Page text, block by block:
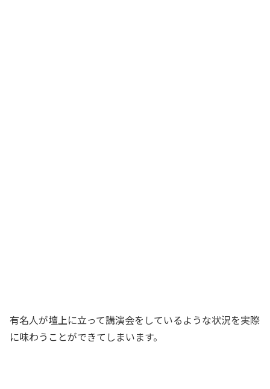
有名人が壇上に立って講演会をしているような状況を実際
に味わうことができてしまいます。